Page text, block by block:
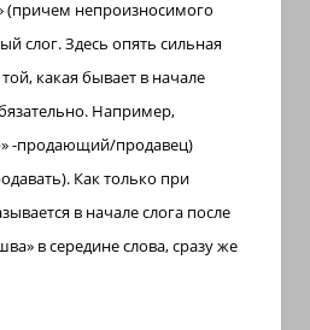
(причем непроизносимого
слог. Здесь опять сильная
какая бывает в начале
Например,
-продающий/продавец)
Как только при
в начале слога после
в середине слова, сразу же